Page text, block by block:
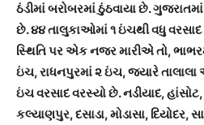
ઠંડીમાં બરોબરમાં ઠુંઠવાયા છે.
છે. ૪૪ તાલુકાઓમાં ૧ ઇંચથી વધુ વરસાદ
સ્થિતિ પર એક નજર મારીએ તો,
ઇંચ, રાધનપુરમાં ૨ ઇંચ, જ્યારે
ઇંચ વરસાદ વરસ્યો છે. નડીયાદ,
કલ્યાણપુર, દસાડા, મોડાસા, દિયોદર,